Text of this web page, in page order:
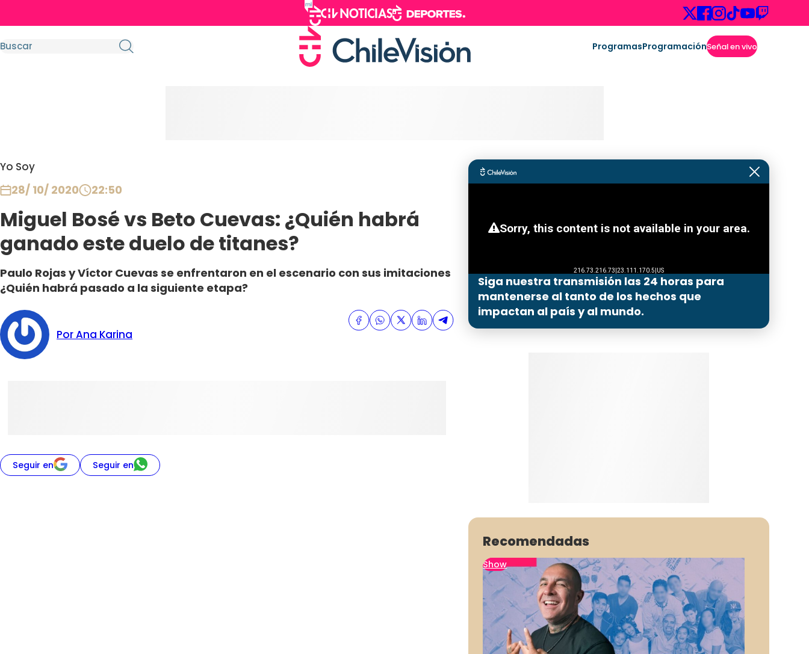
ProgramasProgramaciónSeñal en vivo
Yo Soy
28/ 10/ 2020 22:50
Miguel Bosé vs Beto Cuevas: ¿Quién habrá
ganado este duelo de titanes?
Paulo Rojas y Víctor Cuevas se enfrentaron en el escenario con sus imitaciones
¿Quién habrá pasado a la siguiente etapa?
Por Ana Karina
Seguir en Seguir en
Siga nuestra transmisión las 24 horas para
mantenerse al tanto de los hechos que
impactan al país y al mundo.
Recomendadas
Show